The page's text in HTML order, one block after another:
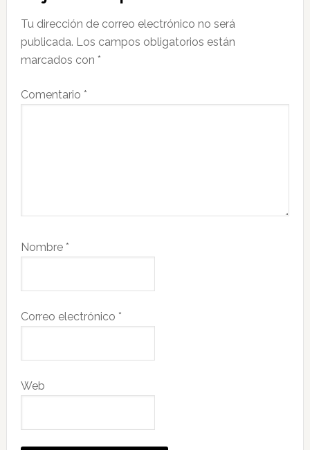
con
los
lectores
Tu dirección de correo electrónico no será
publicada. Los campos obligatorios están
marcados con *
Comentario *
Nombre *
Correo electrónico *
Web